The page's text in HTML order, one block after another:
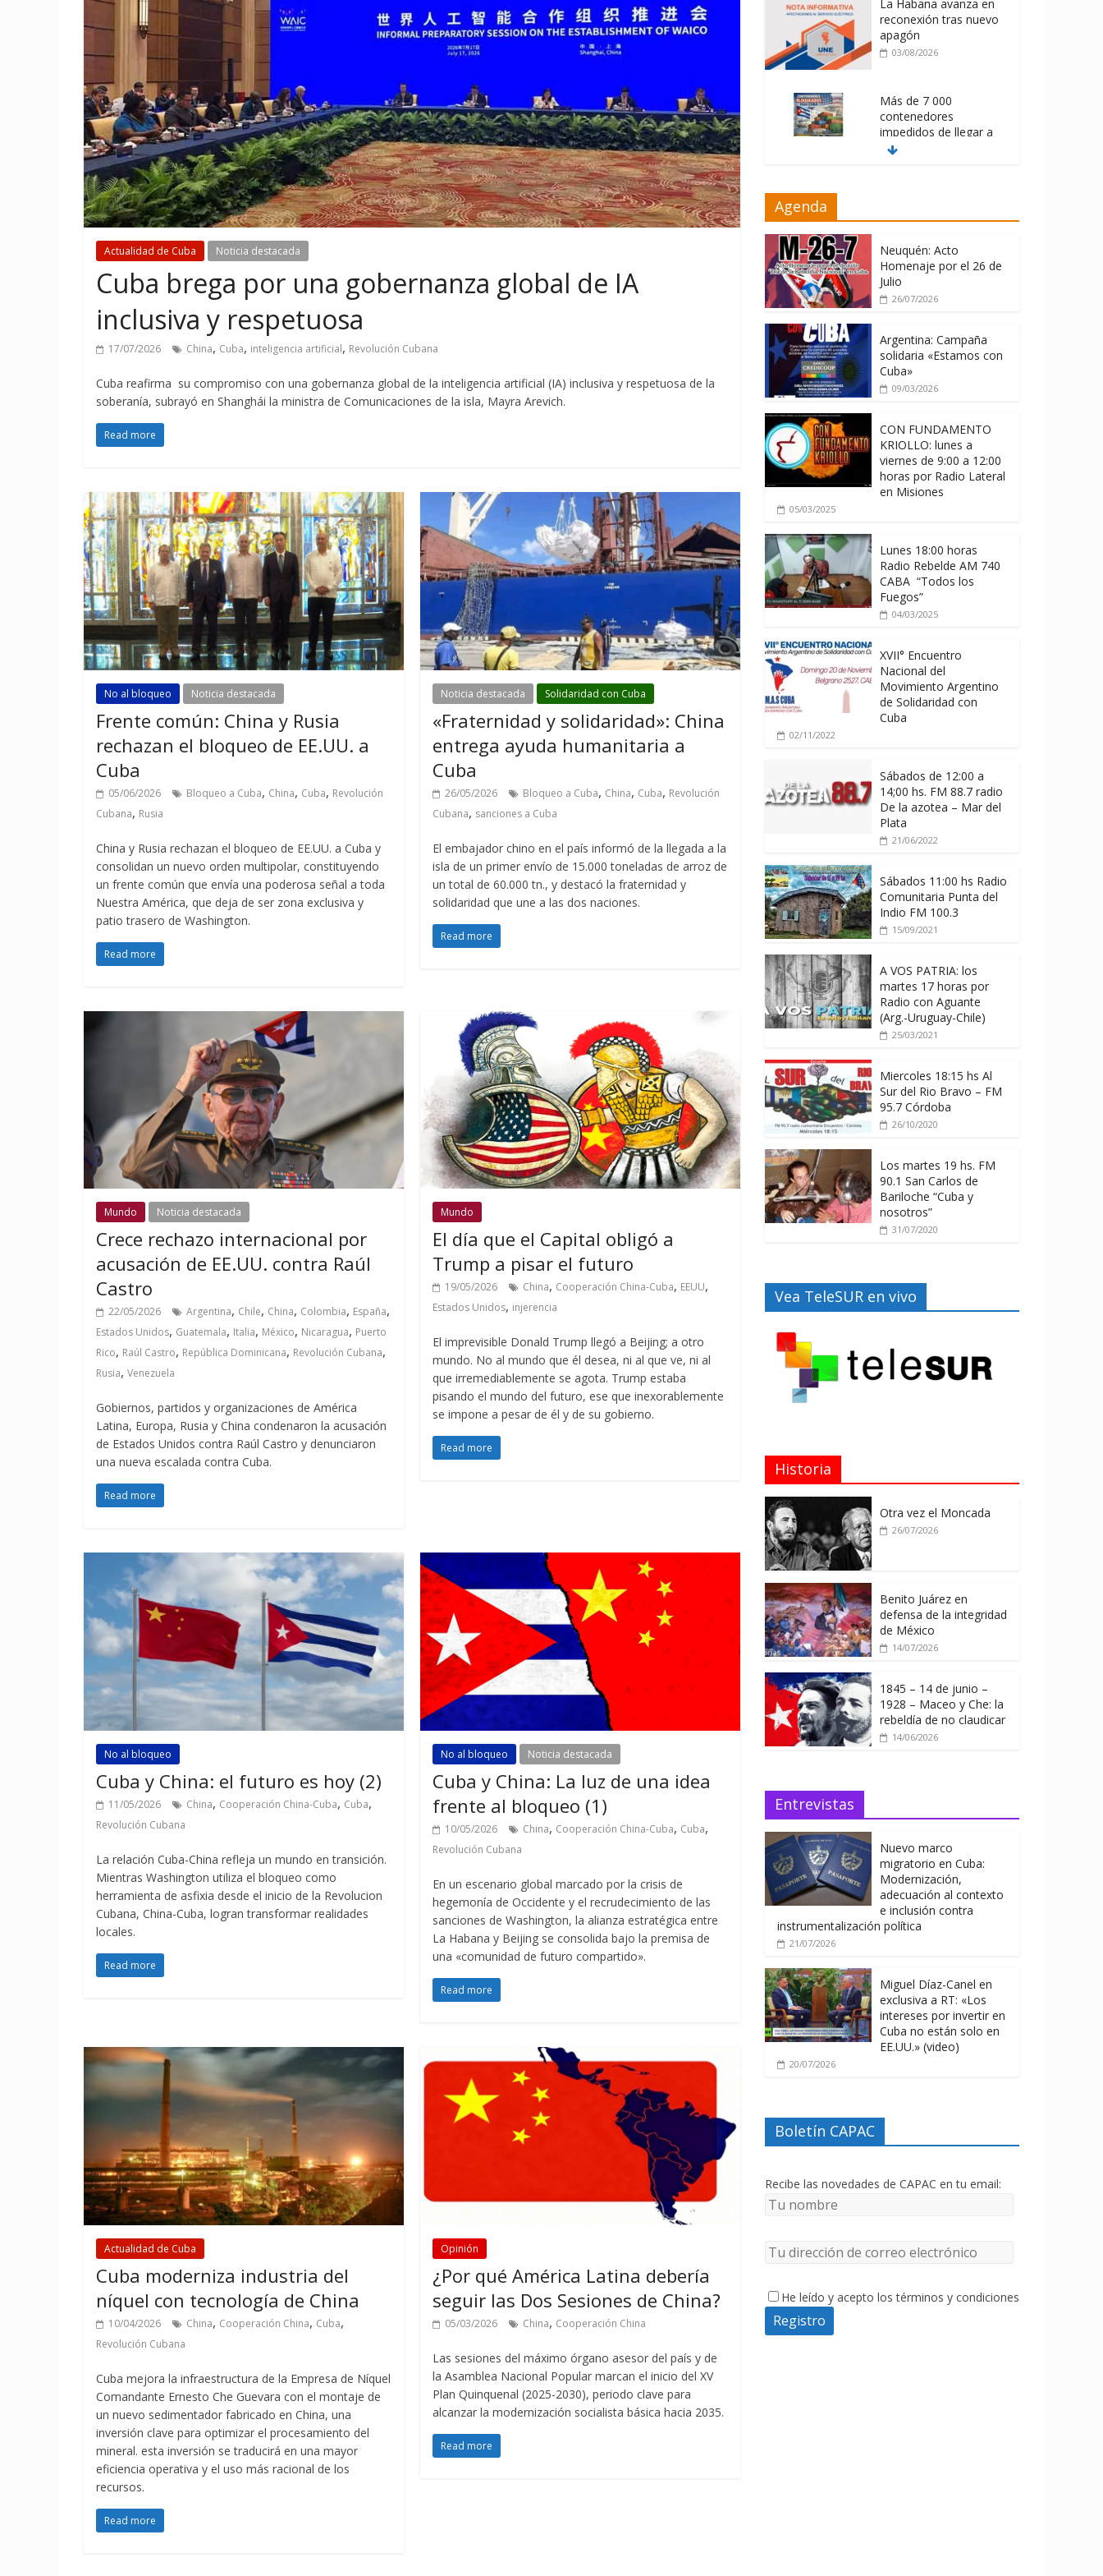
Actualidad de Cuba Noticia destacada
Cuba brega por una gobernanza global de IA
inclusiva y respetuosa
17/07/2026 China, Cuba, inteligencia artificial, Revolución Cubana
Cuba reafirma su compromiso con una gobernanza global de la inteligencia artificial (IA) inclusiva y respetuosa de la
soberanía, subrayó en Shanghái la ministra de Comunicaciones de la isla, Mayra Arevich.
Read more
No al bloqueo Noticia destacada
Frente común: China y Rusia
rechazan el bloqueo de EE.UU. a
Cuba
05/06/2026 Bloqueo a Cuba, China, Cuba, Revolución
Cubana, Rusia
China y Rusia rechazan el bloqueo de EE.UU. a Cuba y
consolidan un nuevo orden multipolar, constituyendo
un frente común que envía una poderosa señal a toda
Nuestra América, que deja de ser zona exclusiva y
patio trasero de Washington.
Read more
Noticia destacada Solidaridad con Cuba
«Fraternidad y solidaridad»: China
entrega ayuda humanitaria a
Cuba
26/05/2026 Bloqueo a Cuba, China, Cuba, Revolución
Cubana, sanciones a Cuba
El embajador chino en el país informó de la llegada a la
isla de un primer envío de 15.000 toneladas de arroz de
un total de 60.000 tn., y destacó la fraternidad y
solidaridad que une a las dos naciones.
Read more
Mundo Noticia destacada
Crece rechazo internacional por
acusación de EE.UU. contra Raúl
Castro
22/05/2026 Argentina, Chile, China, Colombia, España,
Estados Unidos, Guatemala, Italia, México, Nicaragua, Puerto
Rico, Raúl Castro, República Dominicana, Revolución Cubana,
Rusia, Venezuela
Gobiernos, partidos y organizaciones de América
Latina, Europa, Rusia y China condenaron la acusación
de Estados Unidos contra Raúl Castro y denunciaron
una nueva escalada contra Cuba.
Read more
Mundo
El día que el Capital obligó a
Trump a pisar el futuro
19/05/2026 China, Cooperación China-Cuba, EEUU,
Estados Unidos, injerencia
El imprevisible Donald Trump llegó a Beijing; a otro
mundo. No al mundo que él desea, ni al que ve, ni al
que irremediablemente se agota. Trump estaba
pisando el mundo del futuro, ese que inexorablemente
se impone a pesar de él y de su gobierno.
Read more
No al bloqueo
Cuba y China: el futuro es hoy (2)
11/05/2026 China, Cooperación China-Cuba, Cuba,
Revolución Cubana
La relación Cuba-China refleja un mundo en transición.
Mientras Washington utiliza el bloqueo como
herramienta de asfixia desde el inicio de la Revolucion
Cubana, China-Cuba, logran transformar realidades
locales.
Read more
No al bloqueo Noticia destacada
Cuba y China: La luz de una idea
frente al bloqueo (1)
10/05/2026 China, Cooperación China-Cuba, Cuba,
Revolución Cubana
En un escenario global marcado por la crisis de
hegemonía de Occidente y el recrudecimiento de las
sanciones de Washington, la alianza estratégica entre
La Habana y Beijing se consolida bajo la premisa de
una «comunidad de futuro compartido».
Read more
Actualidad de Cuba
Cuba moderniza industria del
níquel con tecnología de China
10/04/2026 China, Cooperación China, Cuba,
Revolución Cubana
Cuba mejora la infraestructura de la Empresa de Níquel
Comandante Ernesto Che Guevara con el montaje de
un nuevo sedimentador fabricado en China, una
inversión clave para optimizar el procesamiento del
mineral. esta inversión se traducirá en una mayor
eficiencia operativa y el uso más racional de los
recursos.
Read more
Opinión
¿Por qué América Latina debería
seguir las Dos Sesiones de China?
05/03/2026 China, Cooperación China
Las sesiones del máximo órgano asesor del país y de
la Asamblea Nacional Popular marcan el inicio del XV
Plan Quinquenal (2025-2030), periodo clave para
alcanzar la modernización socialista básica hacia 2035.
Read more
La Habana avanza en
reconexión tras nuevo
apagón
03/08/2026
Más de 7 000
contenedores
impedidos de llegar a
Cuba
memorándum con
04/08/2026
Agenda
Neuquén: Acto
Homenaje por el 26 de
Julio
26/07/2026
Argentina: Campaña
solidaria «Estamos con
Cuba»
09/03/2026
CON FUNDAMENTO
KRIOLLO: lunes a
viernes de 9:00 a 12:00
horas por Radio Lateral
en Misiones
05/03/2025
Lunes 18:00 horas
Radio Rebelde AM 740
CABA “Todos los
Fuegos”
04/03/2025
XVII° Encuentro
Nacional del
Movimiento Argentino
de Solidaridad con
Cuba
02/11/2022
Sábados de 12:00 a
14;00 hs. FM 88.7 radio
De la azotea – Mar del
Plata
21/06/2022
Sábados 11:00 hs Radio
Comunitaria Punta del
Indio FM 100.3
15/09/2021
A VOS PATRIA: los
martes 17 horas por
Radio con Aguante
(Arg.-Uruguay-Chile)
25/03/2021
Miercoles 18:15 hs Al
Sur del Rio Bravo – FM
95.7 Córdoba
26/10/2020
Los martes 19 hs. FM
90.1 San Carlos de
Bariloche “Cuba y
nosotros”
31/07/2020
Vea TeleSUR en vivo
Historia
Otra vez el Moncada
26/07/2026
Benito Juárez en
defensa de la integridad
de México
14/07/2026
1845 – 14 de junio –
1928 – Maceo y Che: la
rebeldía de no claudicar
14/06/2026
Entrevistas
Nuevo marco
migratorio en Cuba:
Modernización,
adecuación al contexto
e inclusión contra
instrumentalización política
21/07/2026
Miguel Díaz-Canel en
exclusiva a RT: «Los
intereses por invertir en
Cuba no están solo en
EE.UU.» (video)
20/07/2026
Boletín CAPAC
Recibe las novedades de CAPAC en tu email:
He leído y acepto los términos y condiciones